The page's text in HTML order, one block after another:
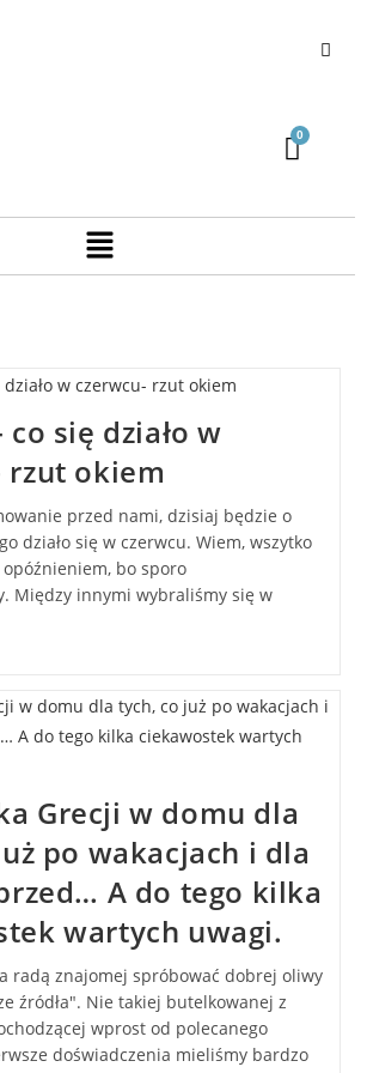
się działo w
rzut okiem
przed nami, dzisiaj będzie o
działo się w czerwcu. Wiem, wszytko
bo sporo
Między innymi wybraliśmy się w
Grecji w domu dla
po wakacjach i dla
A do tego kilka
wartych uwagi.
radą znajomej spróbować dobrej oliwy
źródła". Nie takiej butelkowanej z
wprost od polecanego
doświadczenia mieliśmy bardzo